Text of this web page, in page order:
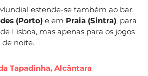
estende-se também ao bar
(Porto) e em Praia (Sintra), para
Lisboa, mas apenas para os jogos
noite.
Tapadinha, Alcântara